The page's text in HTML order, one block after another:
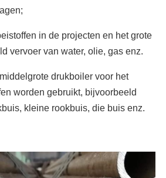
in de projecten en het grote
vervoer van water, olie, gas enz.
drukboiler voor het
worden gebruikt, bijvoorbeeld
kleine rookbuis, die buis enz.